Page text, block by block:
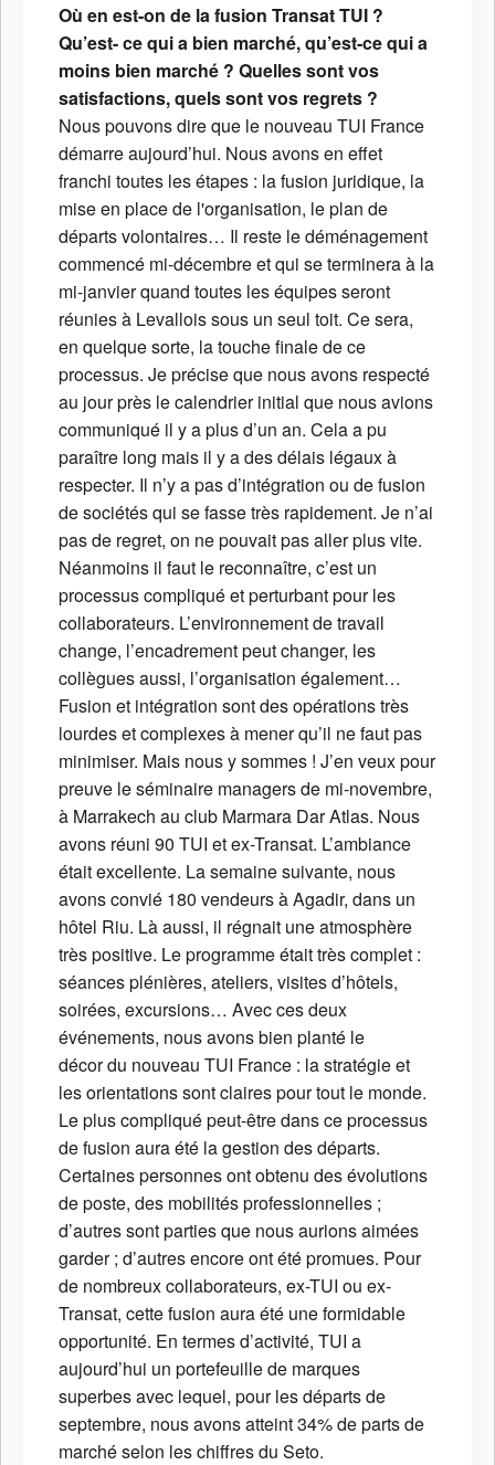
Où en est-on de la fusion Transat TUI ?
Qu’est- ce qui a bien marché, qu’est-ce qui a
moins bien marché ? Quelles sont vos
satisfactions, quels sont vos regrets ?
Nous pouvons dire que le nouveau TUI France
démarre aujourd’hui. Nous avons en effet
franchi toutes les étapes : la fusion juridique, la
mise en place de l'organisation, le plan de
départs volontaires… Il reste le déménagement
commencé mi-décembre et qui se terminera à la
mi-janvier quand toutes les équipes seront
réunies à Levallois sous un seul toit. Ce sera,
en quelque sorte, la touche finale de ce
processus. Je précise que nous avons respecté
au jour près le calendrier initial que nous avions
communiqué il y a plus d’un an. Cela a pu
paraître long mais il y a des délais légaux à
respecter. Il n’y a pas d’intégration ou de fusion
de sociétés qui se fasse très rapidement. Je n’ai
pas de regret, on ne pouvait pas aller plus vite.
Néanmoins il faut le reconnaître, c’est un
processus compliqué et perturbant pour les
collaborateurs. L’environnement de travail
change, l’encadrement peut changer, les
collègues aussi, l’organisation également…
Fusion et intégration sont des opérations très
lourdes et complexes à mener qu’il ne faut pas
minimiser. Mais nous y sommes ! J’en veux pour
preuve le séminaire managers de mi-novembre,
à Marrakech au club Marmara Dar Atlas. Nous
avons réuni 90 TUI et ex-Transat. L’ambiance
était excellente. La semaine suivante, nous
avons convié 180 vendeurs à Agadir, dans un
hôtel Riu. Là aussi, il régnait une atmosphère
très positive. Le programme était très complet :
séances plénières, ateliers, visites d’hôtels,
soirées, excursions… Avec ces deux
événements, nous avons bien planté le
décor du nouveau TUI France : la stratégie et
les orientations sont claires pour tout le monde.
Le plus compliqué peut-être dans ce processus
de fusion aura été la gestion des départs.
Certaines personnes ont obtenu des évolutions
de poste, des mobilités professionnelles ;
d’autres sont parties que nous aurions aimées
garder ; d’autres encore ont été promues. Pour
de nombreux collaborateurs, ex-TUI ou ex-
Transat, cette fusion aura été une formidable
opportunité. En termes d’activité, TUI a
aujourd’hui un portefeuille de marques
superbes avec lequel, pour les départs de
septembre, nous avons atteint 34% de parts de
marché selon les chiffres du Seto.